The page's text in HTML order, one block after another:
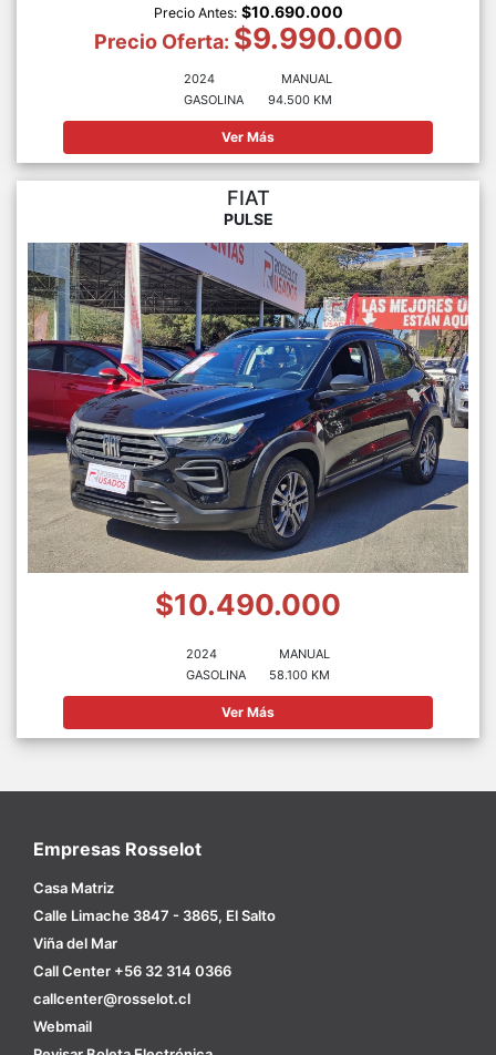
Precio Antes: $10.690.000
Precio Oferta: $9.990.000
2024
GASOLINA
MANUAL
94.500 KM
Ver Más
FIAT
PULSE
$10.490.000
2024
GASOLINA
MANUAL
58.100 KM
Ver Más
Empresas Rosselot
Casa Matriz
Calle Limache 3847 - 3865, El Salto
Viña del Mar
Call Center +56 32 314 0366
callcenter@rosselot.cl
Webmail